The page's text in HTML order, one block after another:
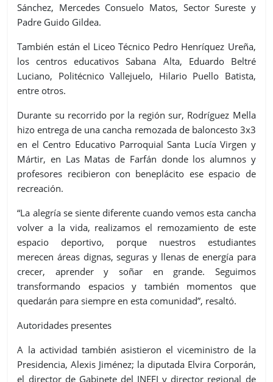
Sánchez, Mercedes Consuelo Matos, Sector Sureste y
Padre Guido Gildea.
También están el Liceo Técnico Pedro Henríquez Ureña,
los centros educativos Sabana Alta, Eduardo Beltré
Luciano, Politécnico Vallejuelo, Hilario Puello Batista,
entre otros.
Durante su recorrido por la región sur, Rodríguez Mella
hizo entrega de una cancha remozada de baloncesto 3x3
en el Centro Educativo Parroquial Santa Lucía Virgen y
Mártir, en Las Matas de Farfán donde los alumnos y
profesores recibieron con beneplácito ese espacio de
recreación.
“La alegría se siente diferente cuando vemos esta cancha
volver a la vida, realizamos el remozamiento de este
espacio deportivo, porque nuestros estudiantes
merecen áreas dignas, seguras y llenas de energía para
crecer, aprender y soñar en grande. Seguimos
transformando espacios y también momentos que
quedarán para siempre en esta comunidad”, resaltó.
Autoridades presentes
A la actividad también asistieron el viceministro de la
Presidencia, Alexis Jiménez; la diputada Elvira Corporán,
el director de Gabinete del INEFI y director regional de